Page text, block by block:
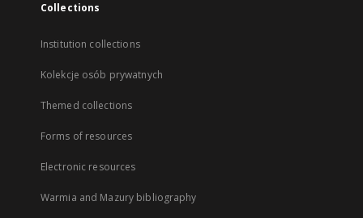
Collections
Institution collections
Kolekcje osób prywatnych
Themed collections
Forms of resources
Electronic resources
Warmia and Mazury bibliography